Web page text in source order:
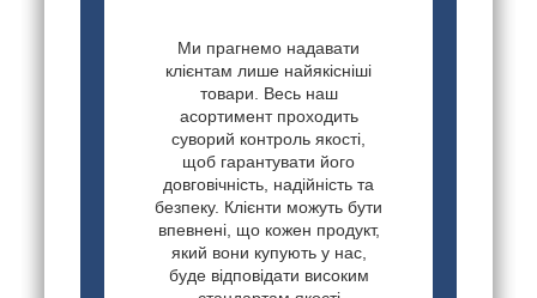
Ми прагнемо надавати
клієнтам лише найякісніші
товари. Весь наш
асортимент проходить
суворий контроль якості,
щоб гарантувати його
довговічність, надійність та
безпеку. Клієнти можуть бути
впевнені, що кожен продукт,
який вони купують у нас,
буде відповідати високим